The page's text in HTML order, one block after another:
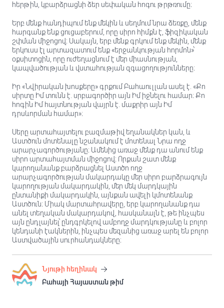
հերթին, կբարձրացնի ձեր սեփական հոգու թրթռումը։
Երբ մենք հանդիպում ենք մեկին և սեղմում նրա ձեռքը, մենք
հարգանք ենք ցուցաբերում, որը սիրո հիմքն է, ֆիզիկական
շփման միջոցով։ Սակայն, երբ մենք գրկում ենք մեկին, մենք
երկուսս էլ արտազատում ենք «երջանկության հորմոն»՝
օքսիտոցին, որը ուժեղացնում է մեր միասնության,
կապվածության և վստահության զգացողությունները։
Իր «Նվիրական խոսքերը» գրքում Բահաուլլան ասել է. «Քո
սիրտը Իմ տունն է. սրբագործիր այն Իմ իջնելու համար։ Քո
հոգին Իմ հայտնության վայրն է. մաքրիր այն Իմ
դրսևորման համար»։
Սերը արտահայտելու բազմաթիվ եղանակներ կան, և
Աստծուն մոտենալը նշանակում է մոտենալ Նրա ողջ
արարչագործությանը։ Ամենից առաջ մենք դա անում ենք
սիրո արտահայտման միջոցով։ Որքան շատ մենք
կարողանանք բարձրացնել Աստծո ողջ
արարչագործության մակարդակը մեր սիրո բարձրագույն
կարողության մակարդակին, մեր մեկ մարդկային
ընտանիքի մակարդակին, այնքան ավելի կմոտենանք
Աստծուն։ Միակ մարտահրավերը, երբ կարողանանք դա
անել տեղական մակարդակով, հասկանալն է, թե ինչպես
այն ընդլայնել՝ ընդգրկելով ամբողջ մարդկությանը և բոլոր
կենդանի էակներին, ինչպես մեզանից առաջ արել են բոլոր
Աստվածային սուրհանդակները։
Նյութի հեղինակ
Բահայի Հայաստան թիմ